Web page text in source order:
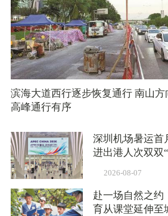
滨海大道西行逐步恢复通行 南山
高峰通行有序
深圳机场暑运首
进出港人次双双
2026-08-07
赴一场自然之约
育从课堂延伸至